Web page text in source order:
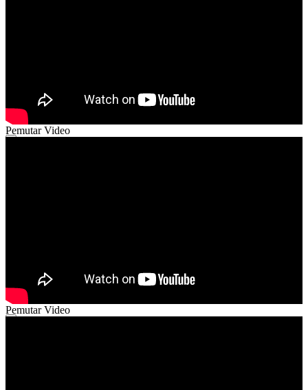
Pemutar Video
Pemutar Video